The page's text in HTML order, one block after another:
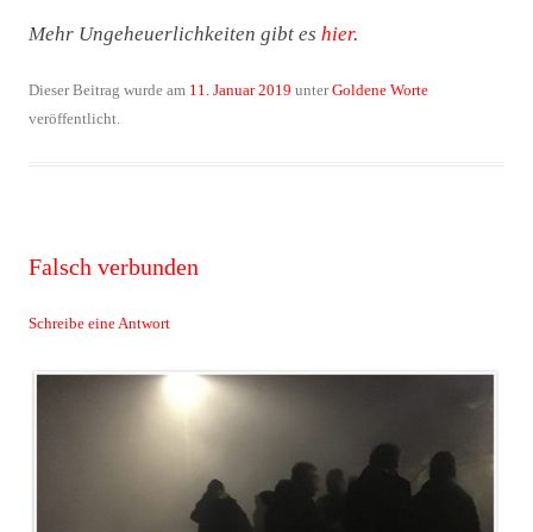
Mehr Ungeheuerlichkeiten gibt es hier.
Dieser Beitrag wurde am 11. Januar 2019 unterGoldene Worte
veröffentlicht.
Falsch verbunden
Schreibe eine Antwort